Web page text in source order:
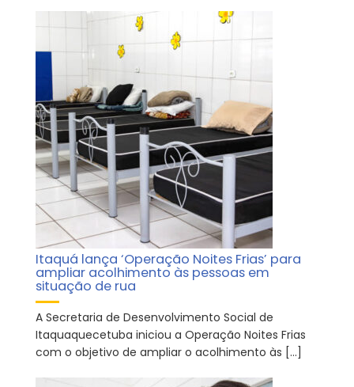
Itaquá lança ‘Operação Noites Frias’ para
ampliar acolhimento às pessoas em
situação de rua
A Secretaria de Desenvolvimento Social de
Itaquaquecetuba iniciou a Operação Noites Frias
com o objetivo de ampliar o acolhimento às […]